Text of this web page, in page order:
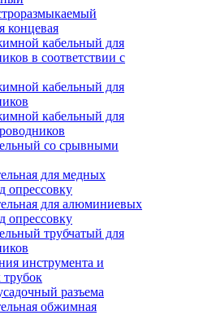
концевая
кабельный для
в соответствии с
кабельный для
кабельный для
со срывными
для медных
опрессовку
для алюминиевых
опрессовку
трубчатый для
инструмента и
трубок
разъема
обжимная